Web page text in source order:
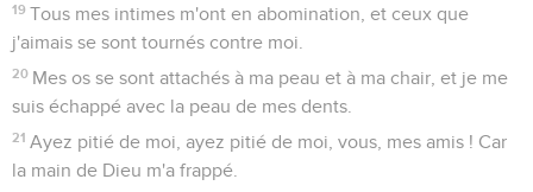
19 Tous mes intimes m'ont en abomination, et ceux que
j'aimais se sont tournés contre moi.
20 Mes os se sont attachés à ma peau et à ma chair, et je me
suis échappé avec la peau de mes dents.
21 Ayez pitié de moi, ayez pitié de moi, vous, mes amis ! Car
la main de Dieu m'a frappé.